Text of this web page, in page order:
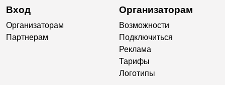
Вход
Организаторам
Партнерам
Организаторам
Возможности
Подключиться
Реклама
Тарифы
Логотипы